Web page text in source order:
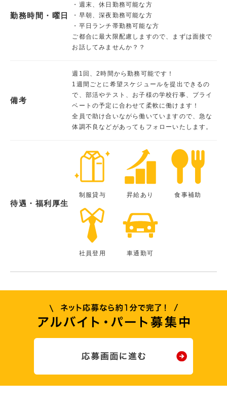
勤務時間・曜日
・週末、休日勤務可能な方
・早朝、深夜勤務可能な方
・平日ランチ帯勤務可能な方
ご都合に最大限配慮しますので、まずは面接で
お話してみませんか？？
備考
週1回、2時間から勤務可能です！
1週間ごとに希望スケジュールを提出できるの
で、部活やテスト、お子様の学校行事、プライ
ベートの予定に合わせて柔軟に働けます！
全員で助け合いながら働いていますので、急な
体調不良などがあってもフォローいたします。
待遇・福利厚生
制服貸与 昇給あり 食事補助
社員登用 車通勤可